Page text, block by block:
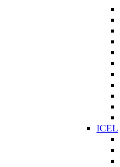
ICEL